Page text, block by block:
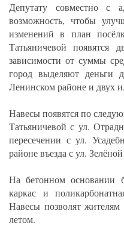
Депутату совместно с
возможность, чтобы
изменений в план
Татьяничевой появятся
зависимости от суммы
город выделяют деньги
Ленинском районе и двух
Навесы появятся по
Татьяничевой с ул.
пересечении с ул.
районе въезда с ул.
На бетонном основании
каркас и
Навесы позволят
летом.